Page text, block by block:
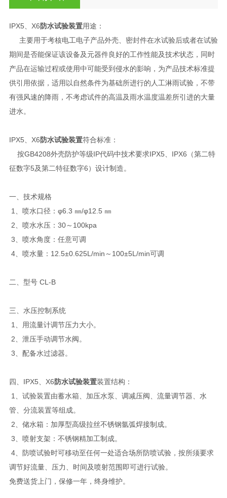
IPX5、X6防水试验装置用途：
主要用于考核电工电子产品外壳、密封件在水试验后或者在试验
期间是否能保证该设备及元器件良好的工作性能及技术状态，同时
产品在运输过程或使用中可能受到侵水的影响，为产品技术标准提
供引用依据，适用以自然条件为基础所进行的人工淋雨试验，不带
有强风速的降雨，不考虑试件的高温及雨水温度温差所引进的大量
进水。
IPX5、X6防水试验装置符合标准：
按GB4208外壳防护等级IP代码中技术要求IPX5、IPX6（第二特
征数字5及第二特征数字6）设计制造。
一、技术规格
1、喷水口径：φ6.3 ㎜/φ12.5 ㎜
2、喷水水压：30～100kpa
3、喷水角度：任意可调
4、喷水量：12.5±0.625L/min～100±5L/min可调
二、型号 CL-B
三、水压控制系统
1、用流量计调节压力大小。
2、泄压手动调节水阀。
3、配备水过滤器。
四、IPX5、X6防水试验装置装置结构：
1、试验装置由蓄水箱、加压水泵、调减压阀、流量调节器、水
管、分流装置等组成。
2、储水箱：加厚型高级拉丝不锈钢氩弧焊接制成。
3、喷射支架：不锈钢精加工制成。
4、防喷试验时可移动至任何一处适合场所防喷试验，按所须要求
调节好流量、压力、时间及喷射范围即可进行试验。
免费送货上门，保修一年，终身维护。